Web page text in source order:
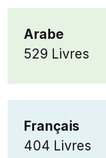
Arabe
529 Livres
Français
404 Livres